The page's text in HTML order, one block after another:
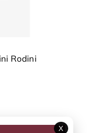
Rodini
X